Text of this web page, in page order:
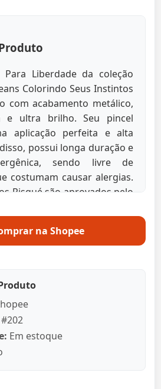
Para Liberdade da coleção
Colorindo Seus Instintos
com acabamento metálico,
e ultra brilho. Seu pincel
aplicação perfeita e alta
possui longa duração e
sendo livre de
costumam causar alergias.
Risqué são aprovados pelo
produtos livre de crueldade
nos mínimos detalhes
instintos!
na Shopee
#202
Em estoque